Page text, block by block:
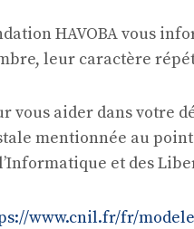
HAVOBA vous
leur caractère
vous aider dans votre
mentionnée au
et des
www.cnil.fr/fr/